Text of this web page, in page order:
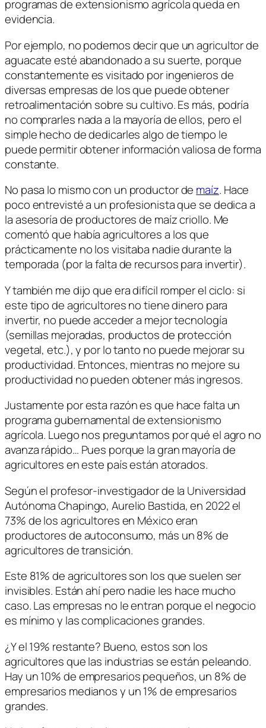
programas de extensionismo agrícola queda en
evidencia.
Por ejemplo, no podemos decir que un agricultor de
aguacate esté abandonado a su suerte, porque
constantemente es visitado por ingenieros de
diversas empresas de los que puede obtener
retroalimentación sobre su cultivo. Es más, podría
no comprarles nada a la mayoría de ellos, pero el
simple hecho de dedicarles algo de tiempo le
puede permitir obtener información valiosa de forma
constante.
No pasa lo mismo con un productor de maíz. Hace
poco entrevisté a un profesionista que se dedica a
la asesoría de productores de maíz criollo. Me
comentó que había agricultores a los que
prácticamente no los visitaba nadie durante la
temporada (por la falta de recursos para invertir).
Y también me dijo que era difícil romper el ciclo: si
este tipo de agricultores no tiene dinero para
invertir, no puede acceder a mejor tecnología
(semillas mejoradas, productos de protección
vegetal, etc.), y por lo tanto no puede mejorar su
productividad. Entonces, mientras no mejore su
productividad no pueden obtener más ingresos.
Justamente por esta razón es que hace falta un
programa gubernamental de extensionismo
agrícola. Luego nos preguntamos por qué el agro no
avanza rápido… Pues porque la gran mayoría de
agricultores en este país están atorados.
Según el profesor-investigador de la Universidad
Autónoma Chapingo, Aurelio Bastida, en 2022 el
73% de los agricultores en México eran
productores de autoconsumo, más un 8% de
agricultores de transición.
Este 81% de agricultores son los que suelen ser
invisibles. Están ahí pero nadie les hace mucho
caso. Las empresas no le entran porque el negocio
es mínimo y las complicaciones grandes.
¿Y el 19% restante? Bueno, estos son los
agricultores que las industrias se están peleando.
Hay un 10% de empresarios pequeños, un 8% de
empresarios medianos y un 1% de empresarios
grandes.